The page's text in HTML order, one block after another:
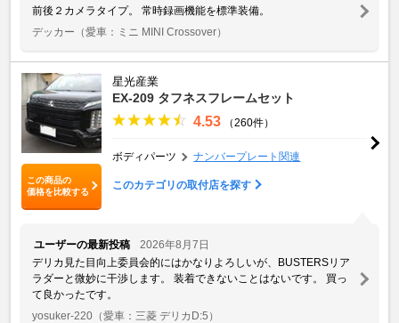
前後２カメラタイプ。 常時録画機能を標準装備。
デッカー （愛車：ミニ MINI Crossover）
この商品の
価格を比較する
星光産業
EX-209 タフネスフレームセット
4.53 （260件）
ボディパーツ ナンバープレート関連
このカテゴリの取付店を探す
ユーザーの最新投稿
2026年8月7日
デリカ見た目向上委員会的にはかなりよろしいが、BUSTERSリア
ラダーと微妙に干渉します。 装着できないことはないです。 買っ
て良かったです。
yosuker-220 （愛車：三菱 デリカD:5）